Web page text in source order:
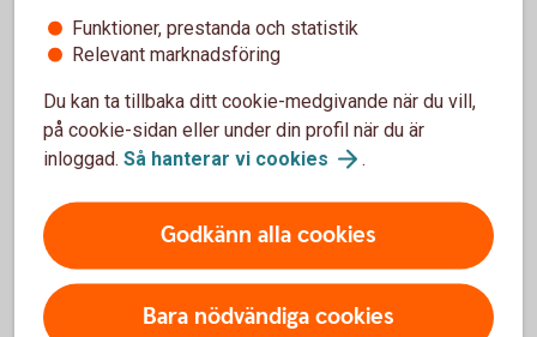
Så fungerar billån
Behöver jag vara kund för att få billån?
Vad krävs för att jag ska få billån?
Hur mycket får jag låna?
När får jag besked?
Funktioner, prestanda och statistik
Relevant marknadsföring
Du kan ta tillbaka ditt cookie-medgivande när du vill,
på cookie-sidan eller under din profil när du är
inloggad. Så hanterar vi cookies .
Godkänn alla cookies
Bara nödvändiga cookies